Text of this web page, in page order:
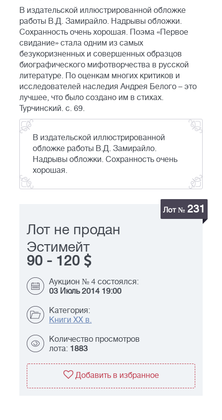
В издательской иллюстрированной обложке
работы В.Д. Замирайло. Надрывы обложки.
Сохранность очень хорошая. Поэма «Первое
свидание» стала одним из самых
безукоризненных и совершенных образцов
биографического мифотворчества в русской
литературе. По оценкам многих критиков и
исследователей наследия Андрея Белого – это
лучшее, что было создано им в стихах.
Турчинский. с. 69.
В издательской иллюстрированной
обложке работы В.Д. Замирайло.
Надрывы обложки. Сохранность очень
хорошая.
Лот № 231
Лот не продан
Эстимейт
90 - 120
Аукцион № 4 состоялся:
03 Июль 2014 19:00
Категория:
Книги XX в.
Количество просмотров
лота: 1883
Добавить в избранное